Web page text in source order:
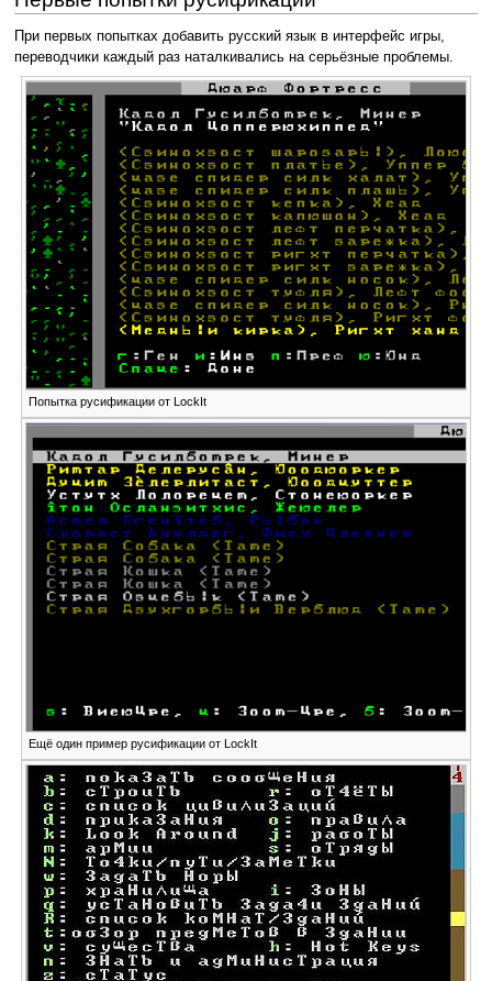
При первых попытках добавить русский язык в интерфейс игры,
переводчики каждый раз наталкивались на серьёзные проблемы.
Попытка русификации от LockIt
Ещё один пример русификации от LockIt